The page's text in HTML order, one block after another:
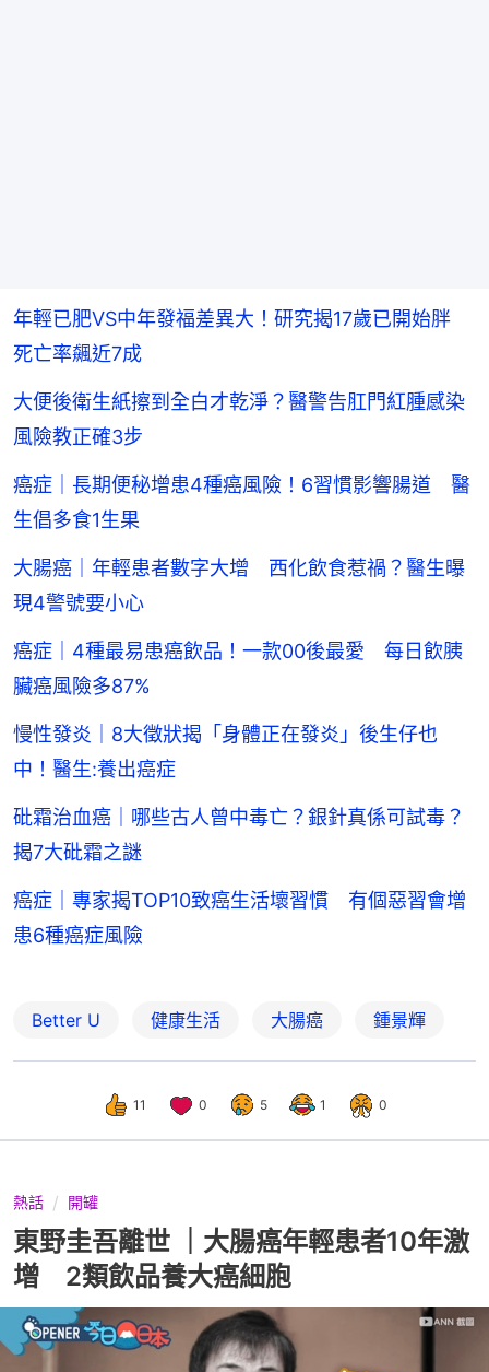
年輕已肥VS中年發福差異大！研究揭17歲已開始胖
死亡率飆近7成
大便後衛生紙擦到全白才乾淨？醫警告肛門紅腫感染
風險教正確3步
癌症｜長期便秘增患4種癌風險！6習慣影響腸道 醫
生倡多食1生果
大腸癌｜年輕患者數字大增 西化飲食惹禍？醫生曝
現4警號要小心
癌症｜4種最易患癌飲品！一款00後最愛 每日飲胰
臟癌風險多87%‌
慢性發炎｜8大徵狀揭「身體正在發炎」後生仔也
中！醫生:養出癌症
砒霜治血癌｜哪些古人曾中毒亡？銀針真係可試毒？
揭7大砒霜之謎
癌症｜專家揭TOP10致癌生活壞習慣 有個惡習會增
患6種癌症風險
Better U 健康生活 大腸癌 鍾景輝
11 0 5 1 0
熱話 開罐
東野圭吾離世 ｜大腸癌年輕患者10年激
增 2類飲品養大癌細胞